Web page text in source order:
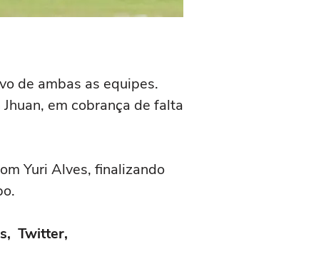
de ambas as equipes.
em cobrança de falta
Yuri Alves, finalizando
Twitter,